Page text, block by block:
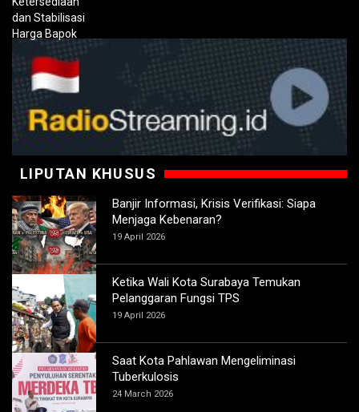
LIPUTAN KHUSUS
Banjir Informasi, Krisis Verifikasi: Siapa
Menjaga Kebenaran?
19 April 2026
Ketika Wali Kota Surabaya Temukan
Pelanggaran Fungsi TPS
19 April 2026
Saat Kota Pahlawan Mengeliminasi
Tuberkulosis
24 March 2026